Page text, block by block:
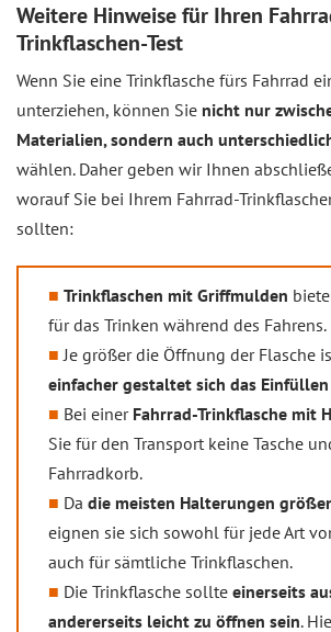
Weitere Hinweise für Ihren
Trinkflaschen-Test
Wenn Sie eine Trinkflasche fürs Fahrrad
unterziehen, können Sie nicht nur
Materialien, sondern auch
wählen. Daher geben wir Ihnen
worauf Sie bei Ihrem Fahrrad-
sollten:
Trinkflaschen mit Griffmulden
für das Trinken während des Fahrens.
Je größer die Öffnung der Flasche
einfacher gestaltet sich das
Bei einer Fahrrad-Trinkflasche mit
Sie für den Transport keine Tasche
Fahrradkorb.
Da die meisten Halterungen
eignen sie sich sowohl für jede Art
auch für sämtliche Trinkflaschen.
Die Trinkflasche sollte einerseits
andererseits leicht zu öffnen sein.